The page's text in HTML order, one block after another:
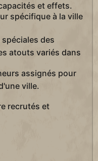
et effets.
spécifique à la ville
des
atouts variés dans
assignés pour
ville.
recrutés et